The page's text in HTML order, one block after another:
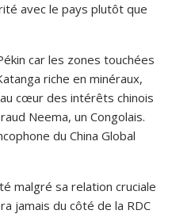
avec le pays plutôt que
car les zones touchées
riche en minéraux,
cœur des intérêts chinois
Neema, un Congolais.
du China Global
malgré sa relation cruciale
jamais du côté de la RDC